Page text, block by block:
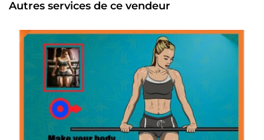
Autres services de ce vendeur